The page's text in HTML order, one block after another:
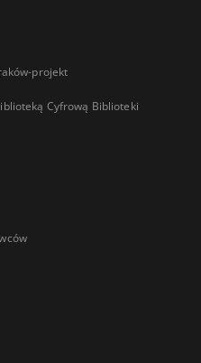
projekt
Cyfrową Biblioteki